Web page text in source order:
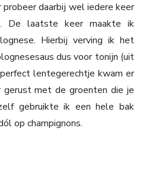
daarbij wel iedere keer
De laatste keer maakte ik
Hierbij verving ik het
dus voor tonijn (uit
lentegerechtje kwam er
met de groenten die je
gebruikte ik een hele bak
op champignons.